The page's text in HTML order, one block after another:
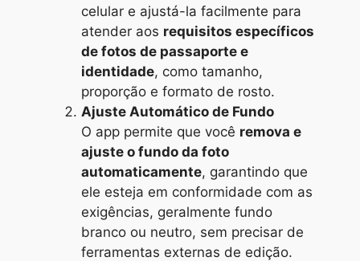
celular e ajustá-la facilmente para
atender aos requisitos específicos
de fotos de passaporte e
identidade, como tamanho,
proporção e formato de rosto.
Ajuste Automático de Fundo
O app permite que você remova e
ajuste o fundo da foto
automaticamente, garantindo que
ele esteja em conformidade com as
exigências, geralmente fundo
branco ou neutro, sem precisar de
ferramentas externas de edição.